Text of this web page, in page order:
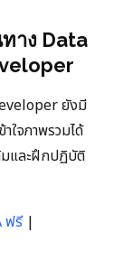
าง Data
ยังมี
ใจภาพรวมได้
มและฝึกปฏิบัติ
ฟรี|